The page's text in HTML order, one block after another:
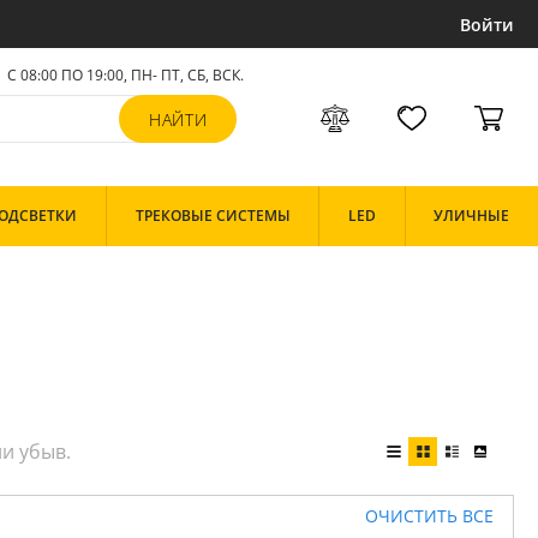
Войти
С 08:00 ПО 19:00, ПН- ПТ,СБ, ВСК.
ТРЕКОВЫЕ СИСТЕМЫ LED УЛИЧНЫЕ
ОЧИСТИТЬ ВСЕ